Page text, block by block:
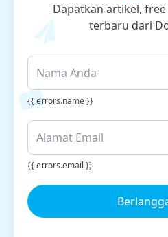
Dapatkan artikel,
terbaru dari
{{ errors.name }}
{{ errors.email }}